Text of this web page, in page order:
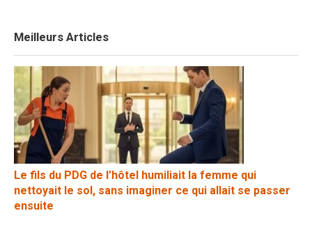
Meilleurs Articles
Le fils du PDG de l’hôtel humiliait la femme qui
nettoyait le sol, sans imaginer ce qui allait se passer
ensuite